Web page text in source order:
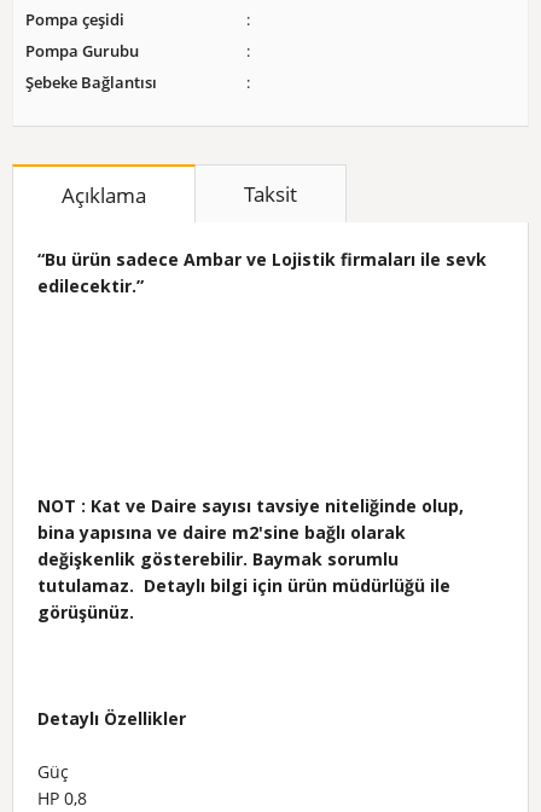
Pompa çeşidi
Pompa Gurubu
Şebeke Bağlantısı
Açıklama Taksit
“Bu ürün sadece Ambar ve Lojistik firmaları ile sevk
edilecektir.”
NOT : Kat ve Daire sayısı tavsiye niteliğinde olup,
bina yapısına ve daire m2'sine bağlı olarak
değişkenlik gösterebilir. Baymak sorumlu
tutulamaz. Detaylı bilgi için ürün müdürlüğü ile
görüşünüz.
Detaylı Özellikler
Güç
HP 0,8